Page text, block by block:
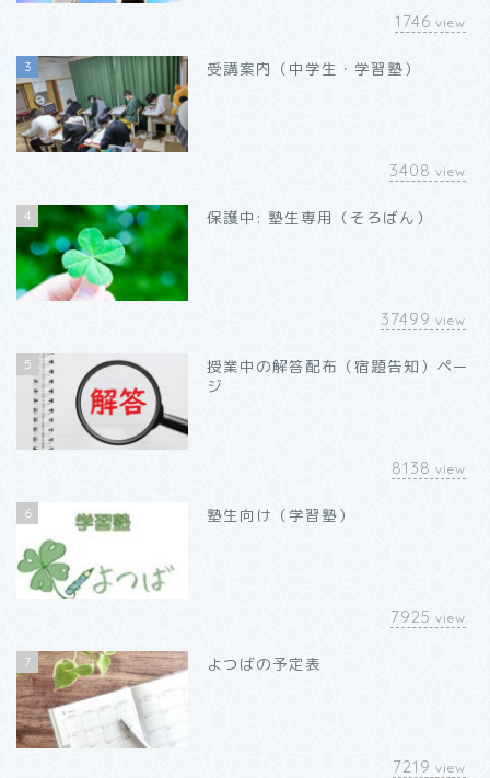
1746 view
3 受講案内（中学生・学習塾）
3408 view
4 保護中: 塾生専用（そろばん）
37499 view
5
授業中の解答配布（宿題告知）ペー
ジ
8138 view
6 塾生向け（学習塾）
7925 view
7 よつばの予定表
7219 view